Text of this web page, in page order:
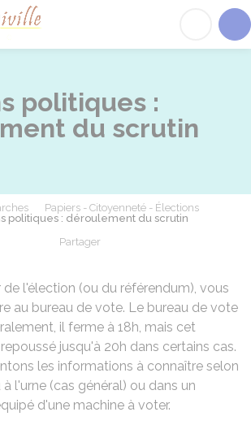
politiques :
du scrutin
Papiers - Citoyenneté - Élections
politiques : déroulement du scrutin
Partager
de l'élection (ou du référendum), vous
au bureau de vote. Le bureau de vote
il ferme à 18h, mais cet
jusqu'à 20h dans certains cas.
les informations à connaître selon
l'urne (cas général) ou dans un
d'une machine à voter.